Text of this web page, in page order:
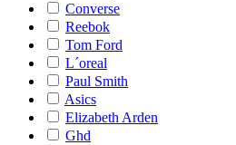
Converse
Reebok
Tom Ford
L´oreal
Paul Smith
Asics
Elizabeth Arden
Ghd